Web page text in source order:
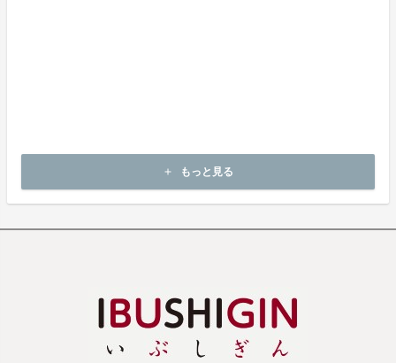
商品到着後7日以内に起案者までご連絡いただいた後、
出品者から対応方法をお客様宛にご連絡致します。
add もっと見る